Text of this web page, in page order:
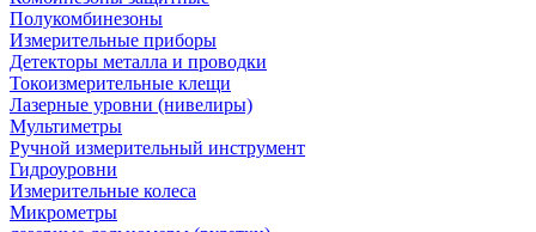
Полукомбинезоны
Измерительные приборы
Детекторы металла и проводки
Токоизмерительные клещи
Лазерные уровни (нивелиры)
Мультиметры
Ручной измерительный инструмент
Гидроуровни
Измерительные колеса
Микрометры